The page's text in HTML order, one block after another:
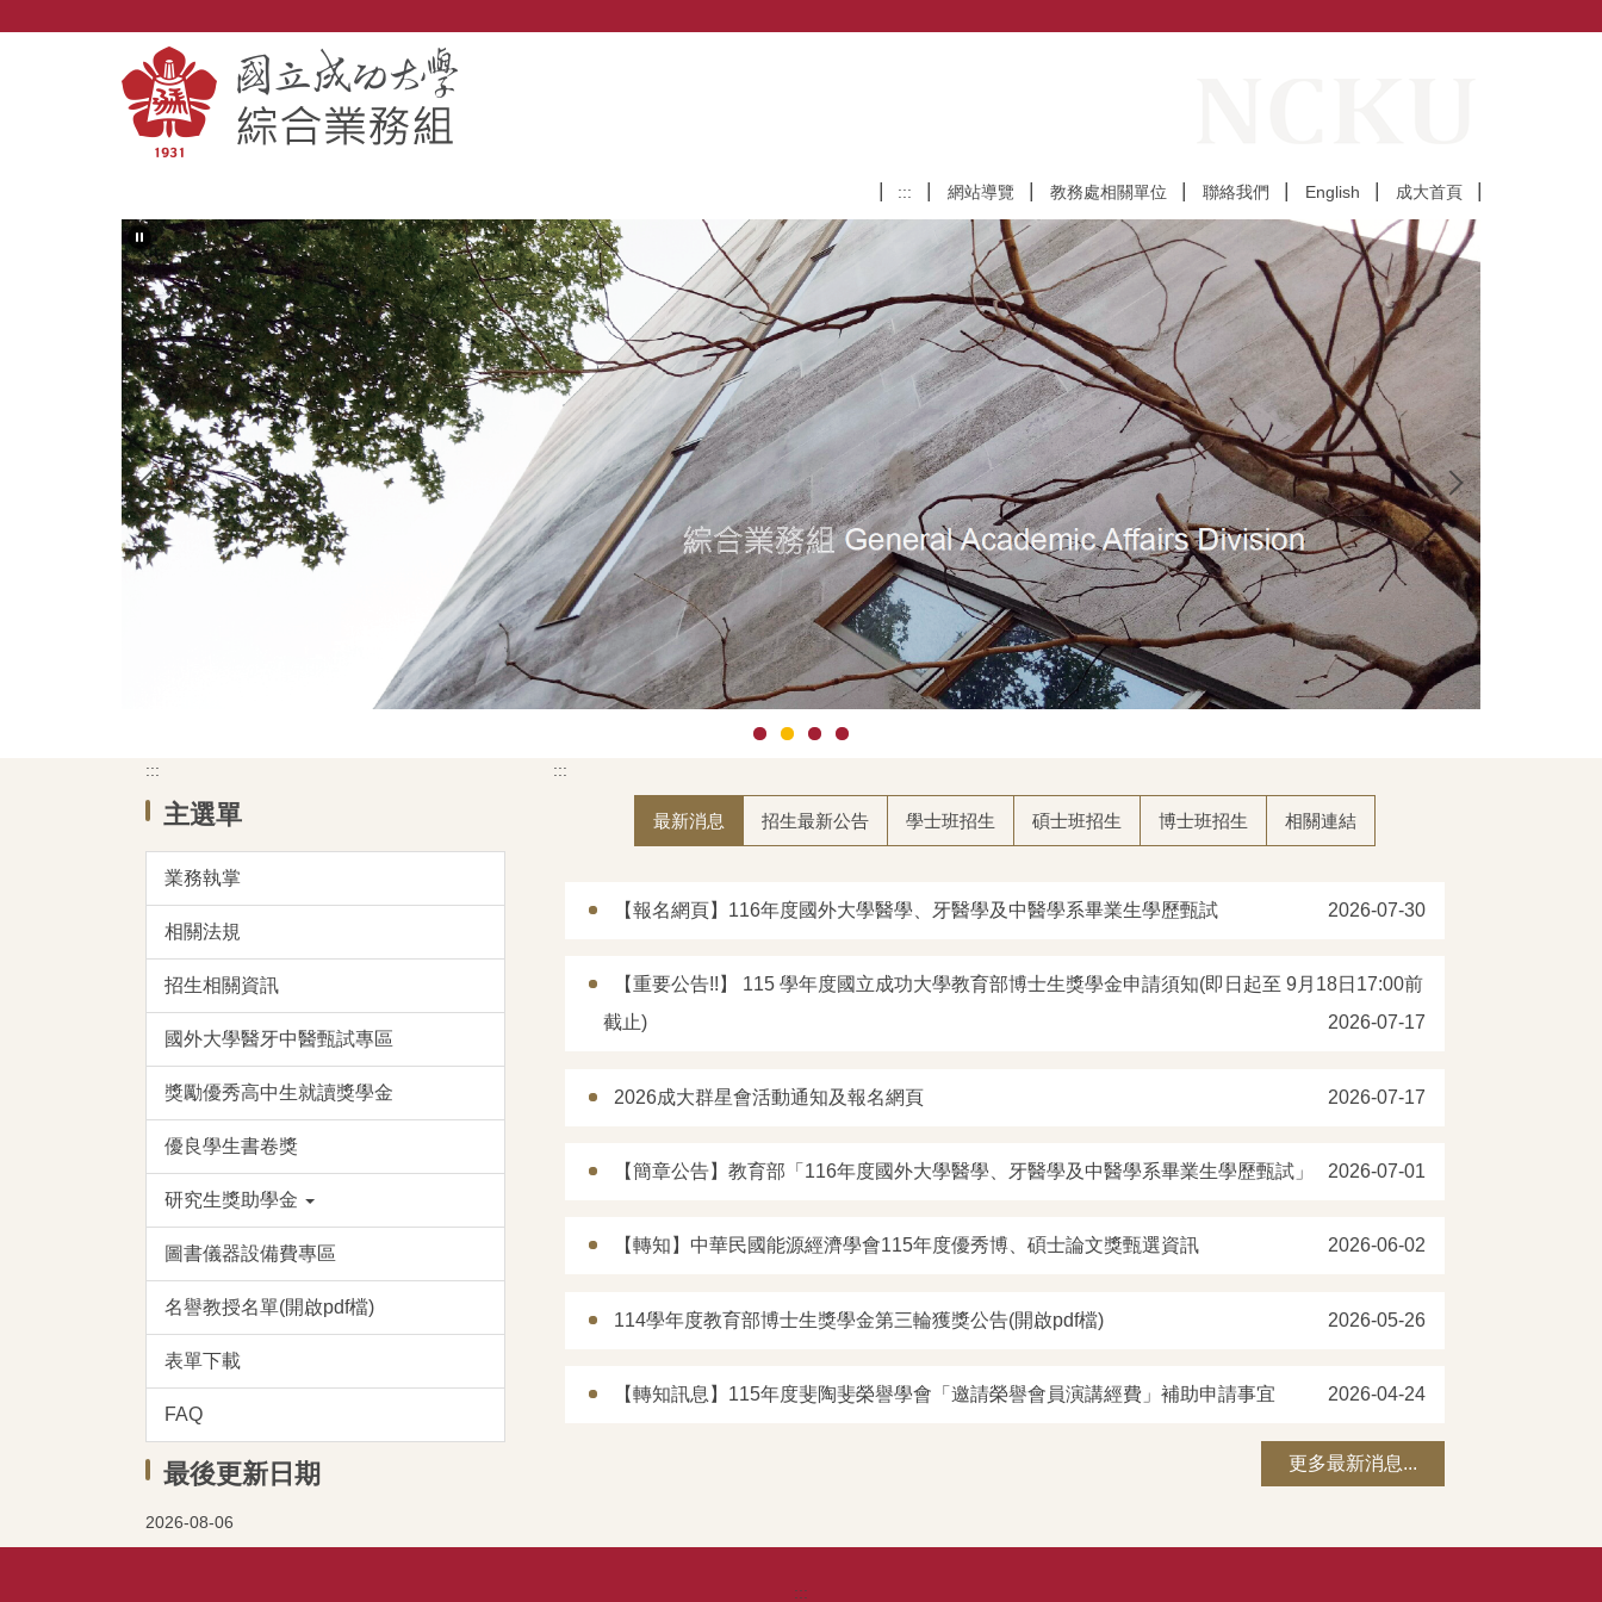
:::
網站導覽 教務處相關單位 聯絡我們 English 成大首頁
:::
主選單
業務執掌
相關法規
招生相關資訊
國外大學醫牙中醫甄試專區
獎勵優秀高中生就讀獎學金
優良學生書卷獎
研究生獎助學金
圖書儀器設備費專區
名譽教授名單(開啟pdf檔)
表單下載
FAQ
最後更新日期
2026-08-06
:::
最新消息 招生最新公告 學士班招生 碩士班招生 博士班招生 相關連結
【報名網頁】116年度國外大學醫學、牙醫學及中醫學系畢業生學歷甄試 2026-07-30
【重要公告!!】 115 學年度國立成功大學教育部博士生獎學金申請須知(即日起至 9月18日17:00前
截止)
2026-07-17
2026成大群星會活動通知及報名網頁 2026-07-17
【簡章公告】教育部「116年度國外大學醫學、牙醫學及中醫學系畢業生學歷甄試」 2026-07-01
【轉知】中華民國能源經濟學會115年度優秀博、碩士論文獎甄選資訊 2026-06-02
114學年度教育部博士生獎學金第三輪獲獎公告(開啟pdf檔) 2026-05-26
【轉知訊息】115年度斐陶斐榮譽學會「邀請榮譽會員演講經費」補助申請事宜 2026-04-24
更多最新消息...
:::